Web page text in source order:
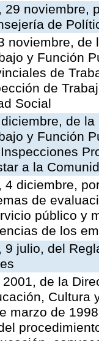
29 noviembre,
de
noviembre,
y Función
de
de
Social
de
y Función
a la
4 diciembre,
de
público y
de los
9 julio, del
de la
Cultura
marzo de